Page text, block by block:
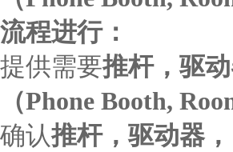
流程进行：
提供需要推杆，驱
（Phone Booth,
确认推杆，驱动器